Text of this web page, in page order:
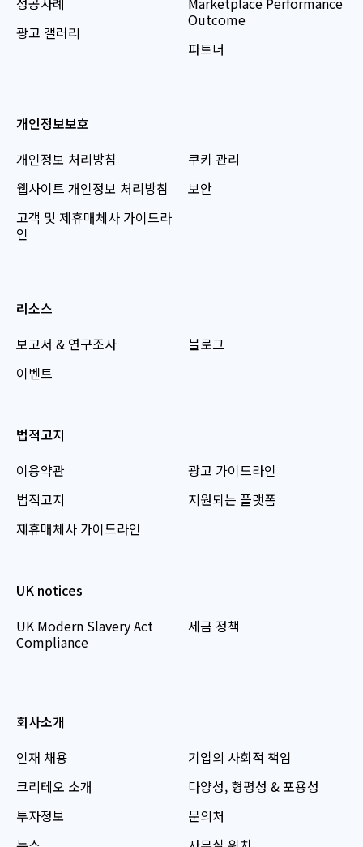
광고 갤러리
Outcome
파트너
개인정보보호
개인정보 처리방침
웹사이트 개인정보 처리방침
고객 및 제휴매체사 가이드라
인
쿠키 관리
보안
리소스
보고서 & 연구조사
이벤트
블로그
법적고지
이용약관
법적고지
제휴매체사 가이드라인
광고 가이드라인
지원되는 플랫폼
UK notices
UK Modern Slavery Act
Compliance
세금 정책
회사소개
인재 채용
크리테오 소개
투자정보
기업의 사회적 책임
다양성, 형평성 & 포용성
문의처